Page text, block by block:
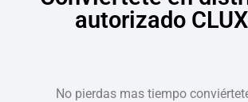
autorizado
No pierdas mas tiempo